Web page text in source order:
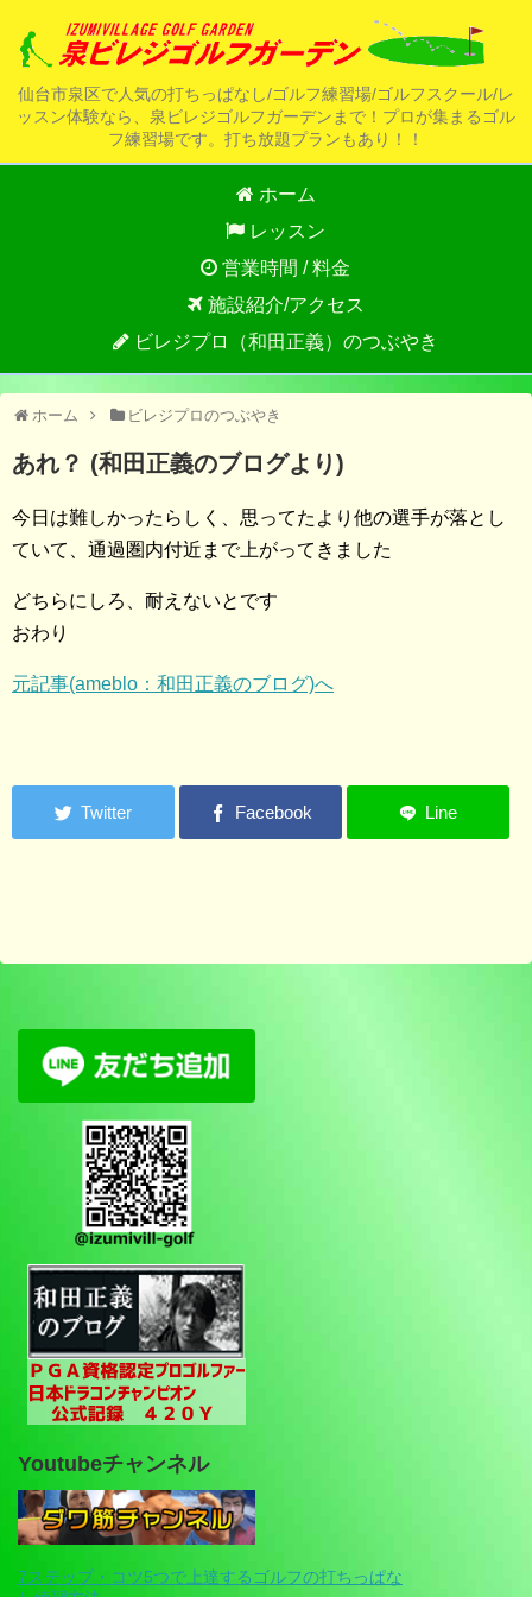
仙台市泉区で人気の打ちっぱなし/ゴルフ練習場/ゴルフスクール/レ
ッスン体験なら、泉ビレジゴルフガーデンまで！プロが集まるゴル
フ練習場です。打ち放題プランもあり！！
ホーム
レッスン
営業時間 / 料金
施設紹介/アクセス
ビレジプロ（和田正義）のつぶやき
ホーム ビレジプロのつぶやき
あれ？ (和田正義のブログより)
今日は難しかったらしく、思ってたより他の選手が落とし
ていて、通過圏内付近まで上がってきました
どちらにしろ、耐えないとです
おわり
元記事(ameblo：和田正義のブログ)へ
Youtubeチャンネル
7ステップ・コツ5つで上達するゴルフの打ちっぱな